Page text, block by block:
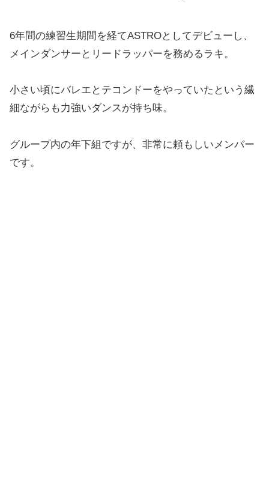
6年間の練習生期間を経てASTROとしてデビューし、
メインダンサーとリードラッパーを務めるラキ。
小さい頃にバレエとテコンドーをやっていたという繊
細ながらも力強いダンスが持ち味。
グループ内の年下組ですが、非常に頼もしいメンバー
です。